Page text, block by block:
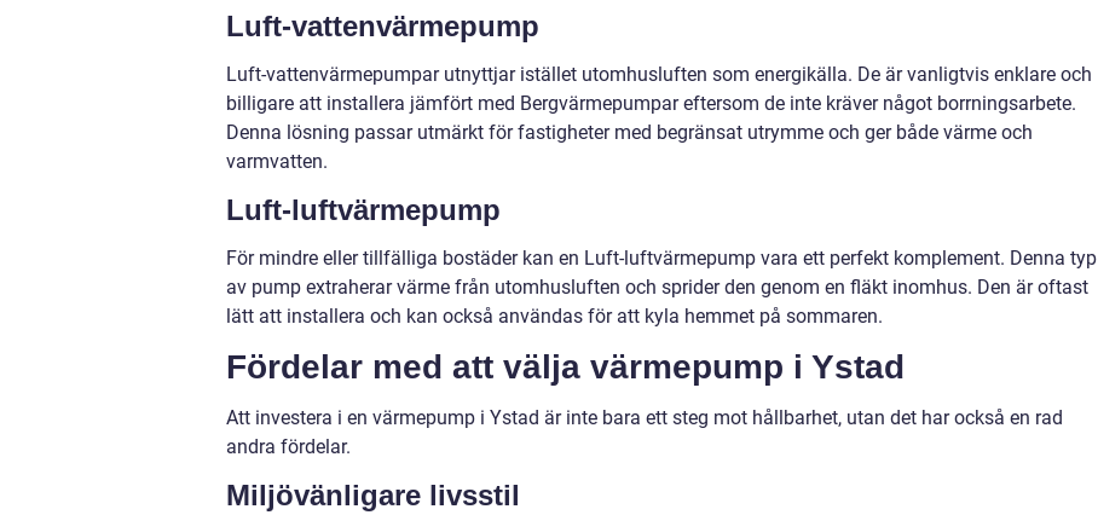
Luft-vattenvärmepump
Luft-vattenvärmepumpar utnyttjar istället utomhusluften som energikälla. De är vanligtvis enklare och
billigare att installera jämfört med Bergvärmepumpar eftersom de inte kräver något borrningsarbete.
Denna lösning passar utmärkt för fastigheter med begränsat utrymme och ger både värme och
varmvatten.
Luft-luftvärmepump
För mindre eller tillfälliga bostäder kan en Luft-luftvärmepump vara ett perfekt komplement. Denna typ
av pump extraherar värme från utomhusluften och sprider den genom en fläkt inomhus. Den är oftast
lätt att installera och kan också användas för att kyla hemmet på sommaren.
Fördelar med att välja värmepump i Ystad
Att investera i en värmepump i Ystad är inte bara ett steg mot hållbarhet, utan det har också en rad
andra fördelar.
Miljövänligare livsstil